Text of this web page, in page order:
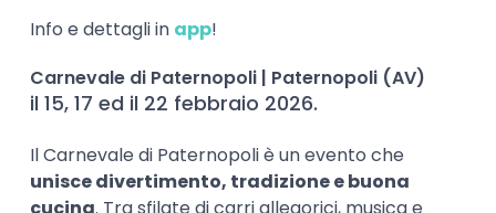
Info e dettagli in app!
Carnevale di Paternopoli | Paternopoli (AV)
il 15, 17 ed il 22 febbraio 2026.
Il Carnevale di Paternopoli è un evento che
unisce divertimento, tradizione e buona